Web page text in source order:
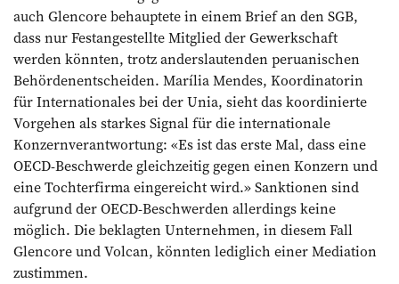
auch Glencore behauptete in einem Brief an den SGB,
dass nur Festangestellte Mitglied der Gewerkschaft
werden könnten, trotz anderslautenden perua­nischen
Behördenentscheiden. Marília Mendes, Koordinatorin
für Internationales bei der Unia, sieht das koordinierte
Vorgehen als starkes Signal für die internationale
Konzernverantwortung: «Es ist das erste Mal, dass eine
OECD-Beschwerde gleichzeitig gegen einen Konzern und
eine Tochterfirma eingereicht wird.» Sanktionen sind
aufgrund der OECD-Beschwerden allerdings keine
möglich. Die beklagten Unternehmen, in diesem Fall
Glencore und Volcan, könnten lediglich einer Mediation
zustimmen.